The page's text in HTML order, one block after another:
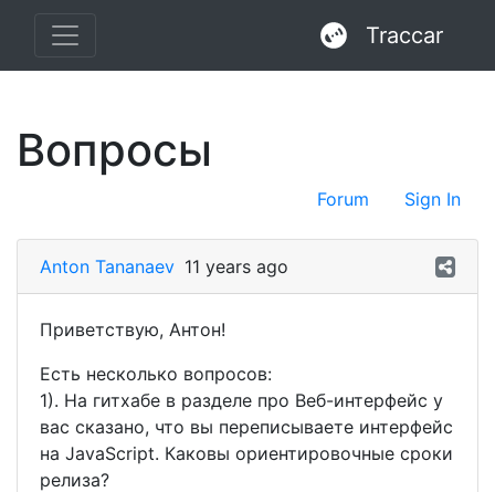
Traccar
Вопросы
Forum Sign In
Anton Tananaev 11 years ago
Приветствую, Антон!
Есть несколько вопросов:
1). На гитхабе в разделе про Веб-интерфейс у
вас сказано, что вы переписываете интерфейс
на JavaScript. Каковы ориентировочные сроки
релиза?